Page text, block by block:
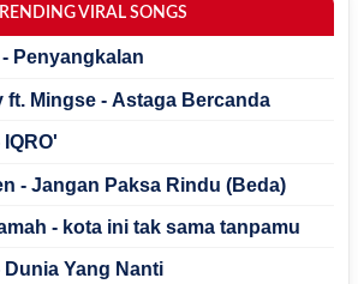
VIRAL SONGS
Penyangkalan
ft. Mingse - Astaga Bercanda
- Jangan Paksa Rindu (Beda)
- kota ini tak sama tanpamu
Dunia Yang Nanti